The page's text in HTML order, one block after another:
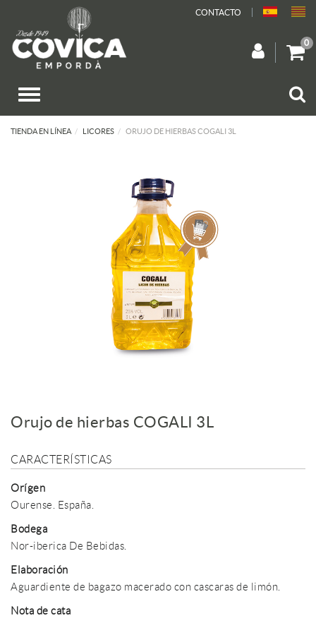
CONTACTO
0
TIENDA EN LÍNEA LICORES ORUJO DE HIERBAS COGALI 3L
Orujo de hierbas COGALI 3L
CARACTERÍSTICAS
Orígen
Ourense. España.
Bodega
Nor-iberica De Bebidas.
Elaboración
Aguardiente de bagazo macerado con cascaras de limón.
Nota de cata